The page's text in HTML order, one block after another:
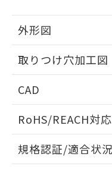
外形図
取りつけ穴加工図
CAD
ドすることができ
ロ
RoHS/REACH対
EU RoHS 注意事項
規格認証/適合状況
※本証明書は発
るもので、過去
また、RoHS
物質の対応では
荷製品に未対応
既に当社にて
していることか
り、2022年1月